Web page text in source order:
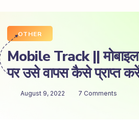
OTHER
Mobile Track || मोबाइल
पर उसे वापस कैसे प्राप्त करें
August 9, 2022 7 Comments